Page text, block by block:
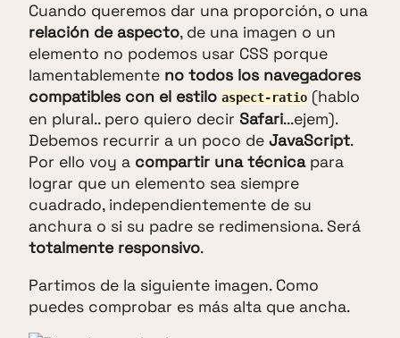
Cuando queremos dar una proporción, o una
relación de aspecto, de una imagen o un
elemento no podemos usar CSS porque
lamentablemente no todos los navegadores
compatibles con el estilo aspect-ratio (hablo
en plural.. pero quiero decir Safari...ejem).
Debemos recurrir a un poco de JavaScript.
Por ello voy a compartir una técnicapara
lograr que un elemento sea siempre
cuadrado, independientemente de su
anchura o si su padre se redimensiona. Será
totalmente responsivo.
Partimos de la siguiente imagen. Como
puedes comprobar es más alta que ancha.